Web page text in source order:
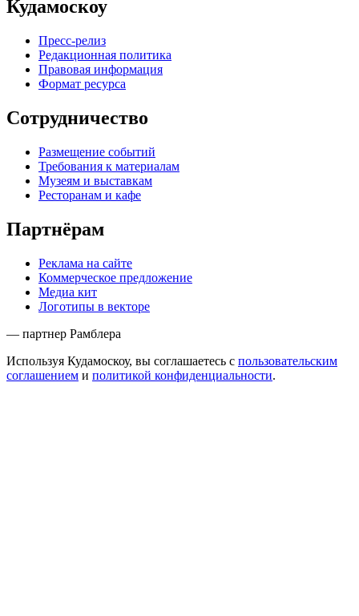
Кудамоскоу
Пресс-релиз
Редакционная политика
Правовая информация
Формат ресурса
Сотрудничество
Размещение событий
Требования к материалам
Музеям и выставкам
Ресторанам и кафе
Партнёрам
Реклама на сайте
Коммерческое предложение
Медиа кит
Логотипы в векторе
— партнер Рамблера
Используя Кудамоскоу, вы соглашаетесь с пользовательским
соглашением и политикой конфиденциальности.